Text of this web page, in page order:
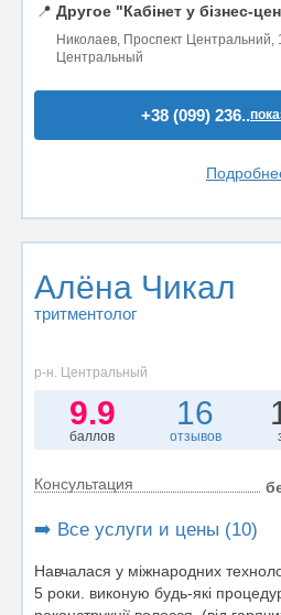
📍 Другое "Кабінет у бізнес-
Николаев, Проспект Центральний,
Центральный
+38 (099) 236..
Алёна Чикал
тритментолог
р-н. Центральный
9.9
баллов
16
отзывов
Консультация
➡️ Все услуги и цены (10)
Навчалася у міжнародних
5 роки. виконую будь-які